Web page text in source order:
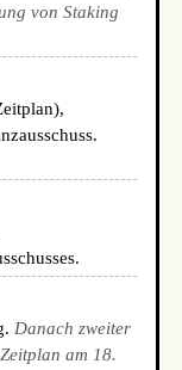
von Staking
Danach zweiter
am 18.